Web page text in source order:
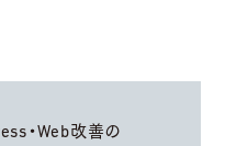
・Web改善の